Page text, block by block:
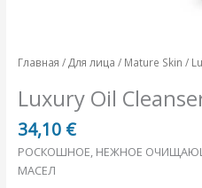
Главная / Для лица / Mature Skin /
Luxury Oil
34,10 €
РОСКОШНОЕ, НЕЖНОЕ
МАСЕЛ